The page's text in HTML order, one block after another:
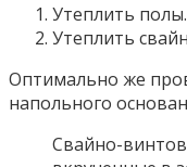
Утеплить полы.
Утеплить
Оптимально же
напольного
Свайно-